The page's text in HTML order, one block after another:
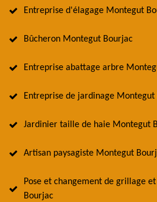
Entreprise d'élagage Montegut
Bûcheron Montegut Bourjac
Entreprise abattage arbre
Entreprise de jardinage Montegut
Jardinier taille de haie Montegut
Artisan paysagiste Montegut
Pose et changement de grillage
Bourjac